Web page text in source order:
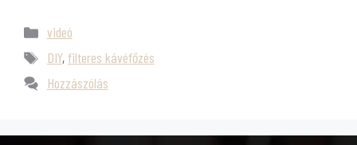
videó
DIY,filteres kávéfőzés
Hozzászólás